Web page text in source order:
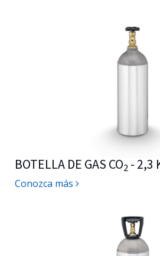
BOTELLA DE GAS CO2 - 2,3
Conozca más